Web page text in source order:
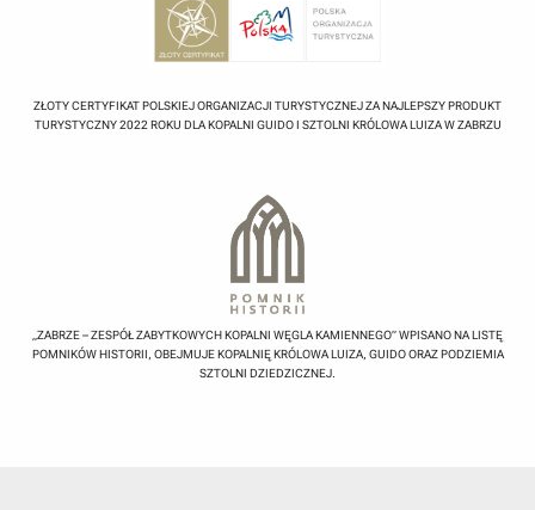
ZŁOTY CERTYFIKAT POLSKIEJ ORGANIZACJI TURYSTYCZNEJ ZA NAJLEPSZY PRODUKT
TURYSTYCZNY 2022 ROKU DLA KOPALNI GUIDO I SZTOLNI KRÓLOWA LUIZA W ZABRZU
„ZABRZE – ZESPÓŁ ZABYTKOWYCH KOPALNI WĘGLA KAMIENNEGO” WPISANO NA LISTĘ
POMNIKÓW HISTORII, OBEJMUJE KOPALNIĘ KRÓLOWA LUIZA, GUIDO ORAZ PODZIEMIA
SZTOLNI DZIEDZICZNEJ.